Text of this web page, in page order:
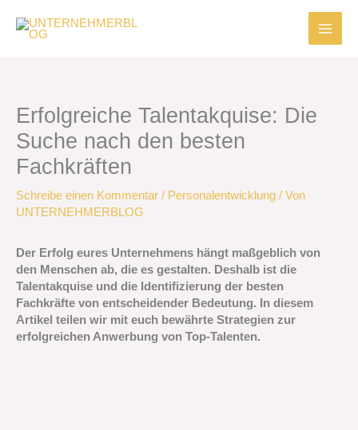
Inhalt
springen
Erfolgreiche Talentakquise: Die
Suche nach den besten
Fachkräften
Schreibe einen Kommentar / Personalentwicklung / Von
UNTERNEHMERBLOG
Der Erfolg eures Unternehmens hängt maßgeblich von
den Menschen ab, die es gestalten. Deshalb ist die
Talentakquise und die Identifizierung der besten
Fachkräfte von entscheidender Bedeutung. In diesem
Artikel teilen wir mit euch bewährte Strategien zur
erfolgreichen Anwerbung von Top-Talenten.